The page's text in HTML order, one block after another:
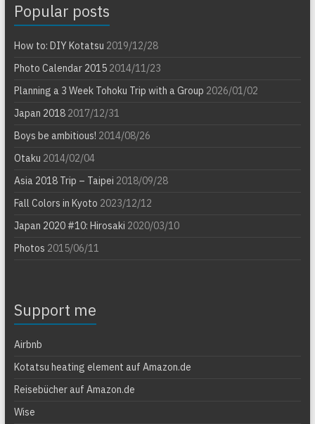
Popular posts
How to: DIY Kotatsu 2019/12/28
Photo Calendar 20152014/11/23
Planning a 3 Week Tohoku Trip with a Group 2026/01/02
Japan 20182017/12/31
Boys be ambitious! 2014/08/26
Otaku 2014/02/04
Asia 2018 Trip – Taipei 2018/09/28
Fall Colors in Kyoto 2023/12/12
Japan 2020 #10: Hirosaki 2020/03/10
Photos 2015/06/11
Support me
Airbnb
Kotatsu heating element auf Amazon.de
Reisebücher auf Amazon.de
Wise